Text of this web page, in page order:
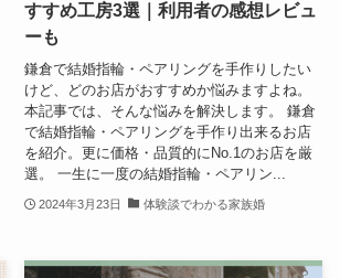
すすめ工房3選｜利用者の感想レビュ
ーも
鎌倉で結婚指輪・ペアリングを手作りしたい
けど、どのお店がおすすめか悩みますよね。
本記事では、そんな悩みを解決します。 鎌倉
で結婚指輪・ペアリングを手作り出来るお店
を紹介。更に価格・品質的にNo.1のお店を厳
選。 一生に一度の結婚指輪・ペアリン...
2024年3月23日 体験談でわかる家族婚